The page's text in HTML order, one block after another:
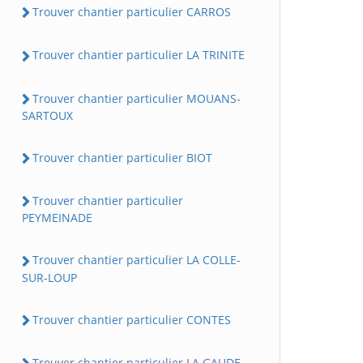
Trouver chantier particulier CARROS
Trouver chantier particulier LA TRINITE
Trouver chantier particulier MOUANS-
SARTOUX
Trouver chantier particulier BIOT
Trouver chantier particulier
PEYMEINADE
Trouver chantier particulier LA COLLE-
SUR-LOUP
Trouver chantier particulier CONTES